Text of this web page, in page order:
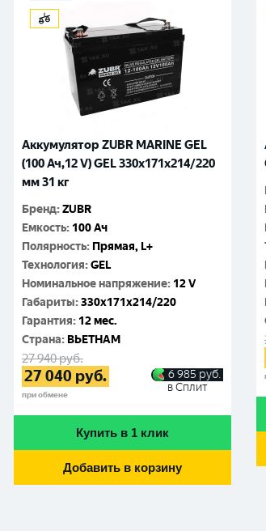
Аккумулятор ZUBR MARINE GEL
(100 Ач,12 V) GEL 330x171x214/220
мм 31 кг
Бренд:ZUBR
Емкость: 100 Ач
Полярность: Прямая, L+
Технология:GEL
Номинальное напряжение: 12 V
Габариты:330x171x214/220
Гарантия: 12 мес.
Cтрана: ВЬЕТНАМ
27 940руб.
27 040 руб.
при обмене
6 985 руб.
в Сплит
Купить в 1 клик
Добавить в корзину